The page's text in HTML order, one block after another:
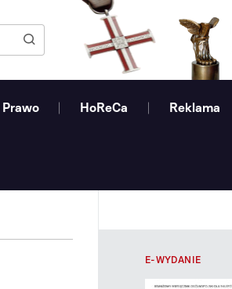
Prawo HoReCa Reklama
E-WYDANIE